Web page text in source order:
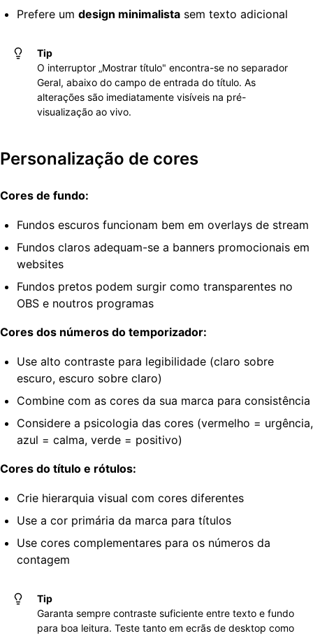
Prefere um design minimalista sem texto adicional
Tip
O interruptor „Mostrar título" encontra-se no separador
Geral, abaixo do campo de entrada do título. As
alterações são imediatamente visíveis na pré-
visualização ao vivo.
Personalização de cores
Cores de fundo:
Fundos escuros funcionam bem em overlays de stream
Fundos claros adequam-se a banners promocionais em
websites
Fundos pretos podem surgir como transparentes no
OBS e noutros programas
Cores dos números do temporizador:
Use alto contraste para legibilidade (claro sobre
escuro, escuro sobre claro)
Combine com as cores da sua marca para consistência
Considere a psicologia das cores (vermelho = urgência,
azul = calma, verde = positivo)
Cores do título e rótulos:
Crie hierarquia visual com cores diferentes
Use a cor primária da marca para títulos
Use cores complementares para os números da
contagem
Tip
Garanta sempre contraste suficiente entre texto e fundo
para boa leitura. Teste tanto em ecrãs de desktop como